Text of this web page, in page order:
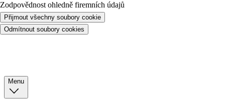
Zodpovědnost ohledně firemních údajů
Přijmout všechny soubory cookie
Odmítnout soubory cookies
Menu